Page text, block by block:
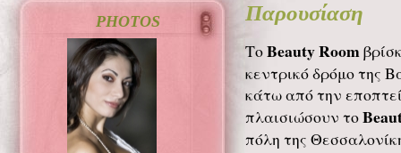
PHOTOS Παρουσίαση
ΤοBeauty Room
κεντρικό δρόμο της
κάτω από την
πλαισιώσουν το
πόλη της